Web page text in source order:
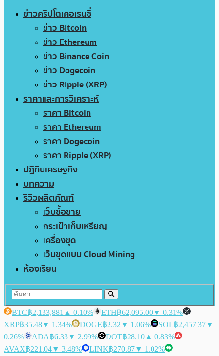
ข่าวคริปโตเคอเรนซี่
ข่าว Bitcoin
ข่าว Ethereum
ข่าว Binance Coin
ข่าว Dogecoin
ข่าว Ripple (XRP)
ราคาและการวิเคราะห์
ราคา Bitcoin
ราคา Ethereum
ราคา Dogecoin
ราคา Ripple (XRP)
ปฏิทินเศรษฐกิจ
บทความ
รีวิวผลิตภัณฑ์
เว็บซื้อขาย
กระเป๋าเก็บเหรียญ
เครื่องขุด
เว็บขุดแบบ Cloud Mining
ห้องเรียน
BTC฿2,133,881 ▲ 0.10% ETH฿62,095.00▼ 0.31%
XRP฿35.48▼ 1.34% DOGE฿2.32 ▼ 1.06% SOL฿2,457.37▼
0.26%
ADA฿6.33▼ 2.99% DOT฿28.10 ▲ 0.83%
AVAX฿221.04▼ 3.48% LINK฿270.87▼ 1.02%